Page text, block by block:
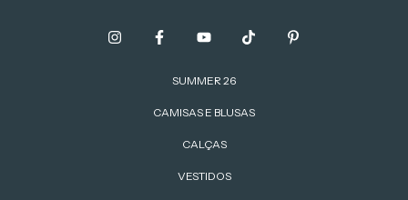
SUMMER 26
CAMISAS E BLUSAS
CALÇAS
VESTIDOS